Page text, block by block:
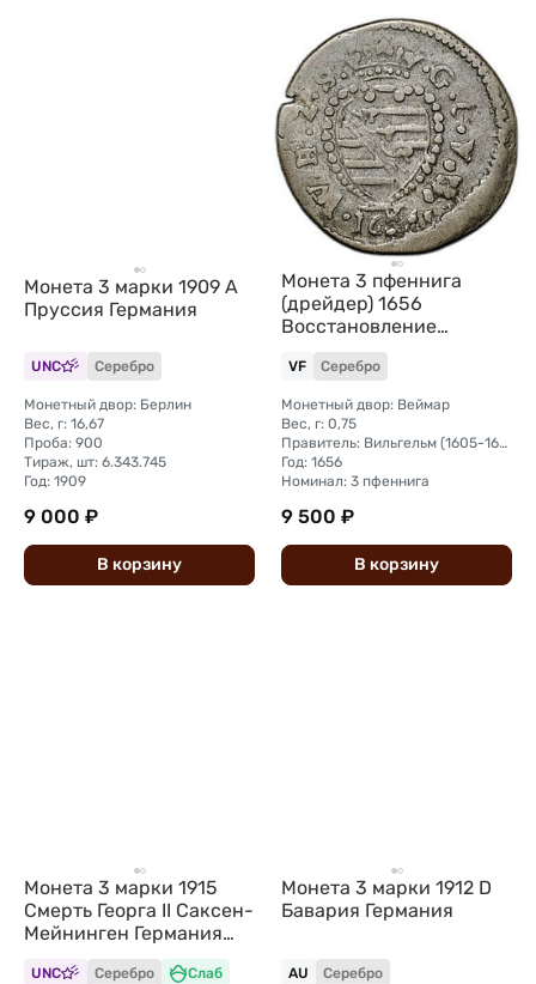
Монета 3 марки 1909 А
Пруссия Германия
UNC Серебро
Монетный двор: Берлин
Вес, г: 16,67
Проба: 900
Тираж, шт: 6.343.745
Год: 1909
9 000 ₽
В корзину
Монета 3 пфеннига
(дрейдер) 1656
Восстановление
герцогского дворца в
Веймаре Саксен-
Веймар
VF Серебро
Монетный двор: Веймар
Вес, г: 0,75
Правитель: Вильгельм (1605-1662)
Год: 1656
Номинал: 3 пфеннига
9 500 ₽
В корзину
Монета 3 марки 1915
Смерть Георга II Саксен-
Мейнинген Германия
слаб ННР MS 65
UNC Серебро Слаб
Монета 3 марки 1912 D
Бавария Германия
AU Серебро